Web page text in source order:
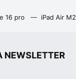
16 pro iPad Air
NEWSLETTER